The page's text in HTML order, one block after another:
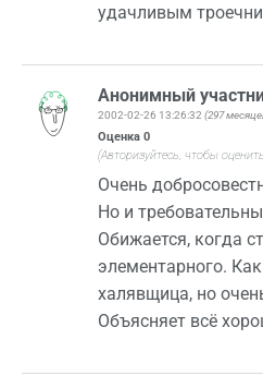
удачливым
Анонимный
2002-02-26 13:26:32 (297
Оценка 0
(Авторизуйтесь, чтобы
Очень
Но и
Обижается, когда
элементарного.
халявщица, но
Объясняет всё